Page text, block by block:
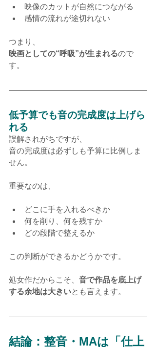
映像のカットが自然につながる
感情の流れが途切れない
つまり、
映画としての“呼吸”が生まれるので
す。
低予算でも音の完成度は上げら
れる
誤解されがちですが、
音の完成度は必ずしも予算に比例しま
せん。
重要なのは、
どこに手を入れるべきか
何を削り、何を残すか
どの段階で整えるか
この判断ができるかどうかです。
処女作だからこそ、 音で作品を底上げ
する余地は大きいとも言えます。
結論：整音・MAは「仕上